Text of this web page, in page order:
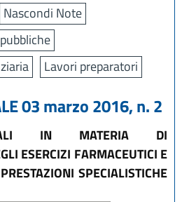
Nascondi Note
Lavori preparatori
03 marzo 2016, n. 2
IN MATERIA DI
ESERCIZI FARMACEUTICI E
SPECIALISTICHE